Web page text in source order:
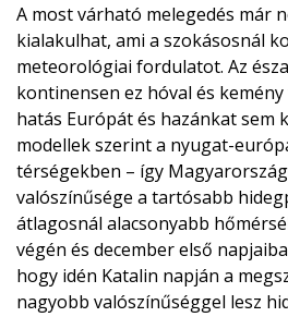
A most várható melegedés már
kialakulhat, ami a szokásosnál
meteorológiai fordulatot. Az
kontinensen ez hóval és
hatás Európát és hazánkat sem
modellek szerint a nyugat-
térségekben – így
valószínűsége a tartósabb
átlagosnál alacsonyabb
végén és december első
hogy idén Katalin napján a
nagyobb valószínűséggel lesz